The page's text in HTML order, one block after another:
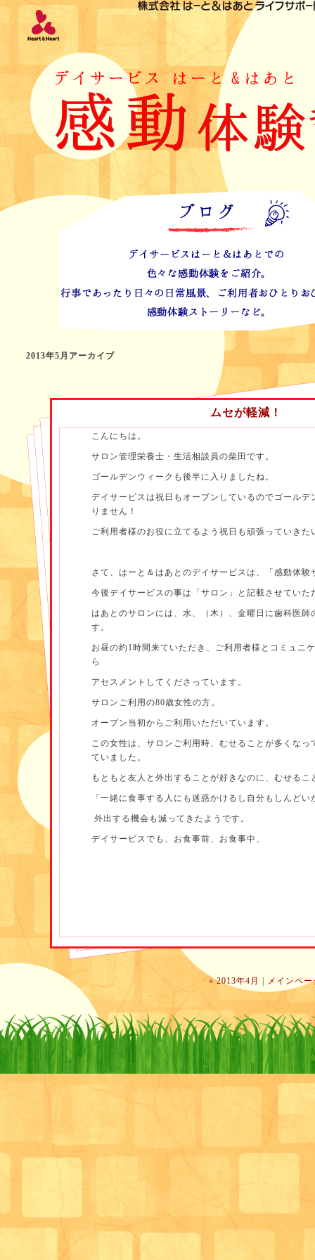
2013年5月アーカイブ
ムセが軽減！
こんにちは。
サロン管理栄養士・生活相談員の柴田です。
ゴールデンウィークも後半に入りましたね。
デイサービスは祝日もオープンしているのでゴールデ
りません！
ご利用者様のお役に立てるよう祝日も頑張っていき
さて、はーと＆はあとのデイサービスは、「感動体験
今後デイサービスの事は「サロン」と記載させていた
はあとのサロンには、水、（木）、金曜日に歯科医師
す。
お昼の約1時間来ていただき、ご利用者様とコミュニ
ら
アセスメントしてくださっています。
サロンご利用の80歳女性の方。
オープン当初からご利用いただいています。
この女性は、サロンご利用時、むせることが多くなっ
ていました。
もともと友人と外出することが好きなのに、むせるこ
「一緒に食事する人にも迷惑かけるし自分もしんど
外出する機会も減ってきたようです。
デイサービスでも、お食事前、お食事中、
また、指先のしびれもあったので、
日常のなかでできる簡単なストレッチも先生から指
それから数週間たった昨日。
この女性と一緒に昼食をとっていると、一度もむせ
最近、むせることが減ってきたとは思っていました
昨日は一度もむせなかったのです。
話を伺うと、自分でゆっくり食べるように気をつけ
サロンで行うお口の体操でも口周りを意識できるよう
指先のストレッチも家でやるようになり、しびれも
ご本人様も嬉しそうでした！
まだまだ安心できませんが、サロンで体験したこと、
学んだことを少しでも実践していただき
はあとのサロンの特徴は、
作り上げていきたいと思います。
« 2013年4月 メインペー